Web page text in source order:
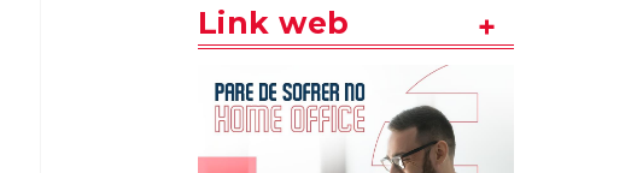
Link web